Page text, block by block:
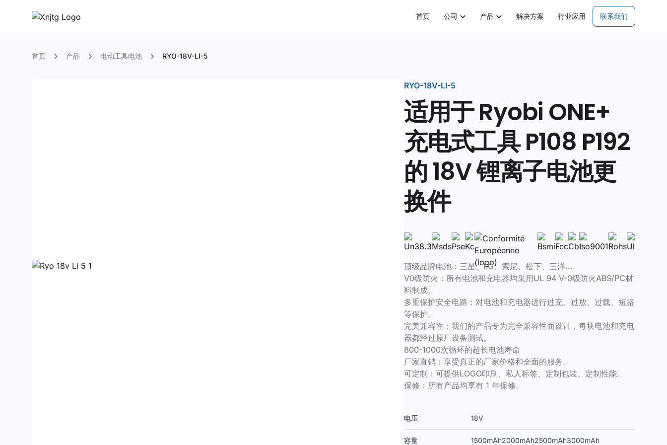
首页 公司 产品 解决方案 行业应用 联系我们
首页 产品 电动工具电池 RYO-18V-LI-5
RYO-18V-LI-5
适用于 Ryobi ONE+
充电式工具 P108 P192
的 18V 锂离子电池更
换件
顶级品牌电池：三星、LG、索尼、松下、三洋...
V0级防火：所有电池和充电器均采用UL 94 V-0级防火ABS/PC材
料制成。
多重保护安全电路：对电池和充电器进行过充、过放、过载、短路
等保护。
完美兼容性：我们的产品专为完全兼容性而设计，每块电池和充电
器都经过原厂设备测试。
800-1000次循环的超长电池寿命​
厂家直销：享受真正的厂家价格和全面的服务。
可定制：可提供LOGO印刷、私人标签、定制包装、定制性能。
保修：所有产品均享有 1 年保修。
电压 18V
容量 1500mAh2000mAh2500mAh3000mAh